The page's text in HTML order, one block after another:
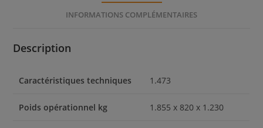
INFORMATIONS COMPLÉMENTAIRES
Description
Caractéristiques techniques 1.473
Poids opérationnel kg 1.855 x 820 x 1.230